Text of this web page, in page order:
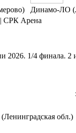
Динамо-ЛО
| СРК Арена
2026. 1/4 финала. 2
:
обл.)